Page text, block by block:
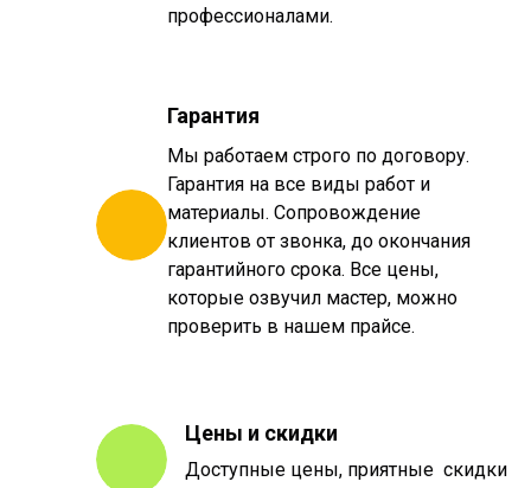
профессионалами.
Гарантия
Мы работаем строго по договору.
Гарантия на все виды работ и
материалы. Сопровождение
клиентов от звонка, до окончания
гарантийного срока. Все цены,
которые озвучил мастер, можно
проверить в нашем прайсе.
Доступные цены, приятные скидки
Цены и скидки